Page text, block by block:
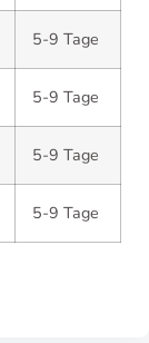
5-9 Tage
5-9 Tage
5-9 Tage
5-9 Tage